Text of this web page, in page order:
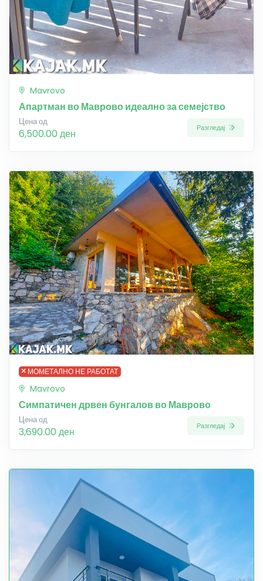
Mavrovo
Апартман во Маврово идеално за семејство
Цена од
6,500.00 ден Разгледај
МОМЕТАЛНО НЕ РАБОТАТ
Mavrovo
Симпатичен дрвен бунгалов во Маврово
Цена од
3,690.00 ден Разгледај